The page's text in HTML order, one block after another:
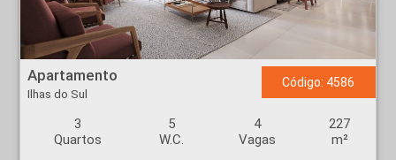
Apartamento - Ilhas do Sul - Ribeirão Preto
Apartamento
Ilhas do Sul
Código: 4586
3
Quartos
5
W.C.
4
Vagas
227
m²